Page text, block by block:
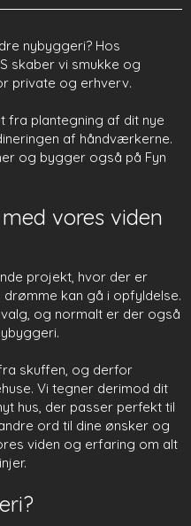
nybyggeri? Hos
skaber vi smukke og
private og erhverv.
fra plantegning af dit nye
af håndværkerne.
og bygger også på Fyn
vores viden
projekt, hvor der er
kan gå i opfyldelse.
og normalt er der også
skuffen, og derfor
Vi tegner derimod dit
hus, der passer perfekt til
ord til dine ønsker og
viden og erfaring om alt